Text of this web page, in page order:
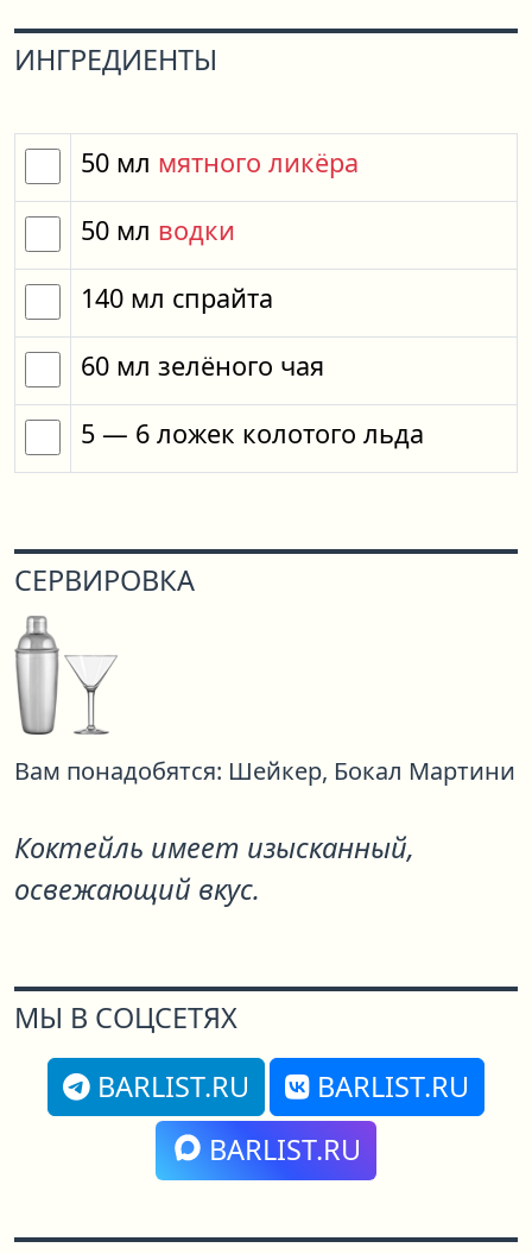
ИНГРЕДИЕНТЫ
50 мл мятного ликёра
50 мл водки
140 мл спрайта
60 мл зелёного чая
5 — 6 ложек колотого льда
СЕРВИРОВКА
Вам понадобятся: Шейкер, Бокал Мартини
Коктейль имеет изысканный,
освежающий вкус.
МЫ В СОЦСЕТЯХ
BARLIST.RU
BARLIST.RU
BARLIST.RU